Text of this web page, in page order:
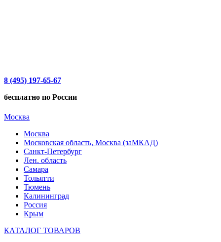
8 (495) 197-65-67
бесплатно по России
Москва
Москва
Московская область, Москва (заМКАД)
Санкт-Петербург
Лен. область
Самара
Тольятти
Тюмень
Калининград
Россия
Крым
КАТАЛОГ ТОВАРОВ